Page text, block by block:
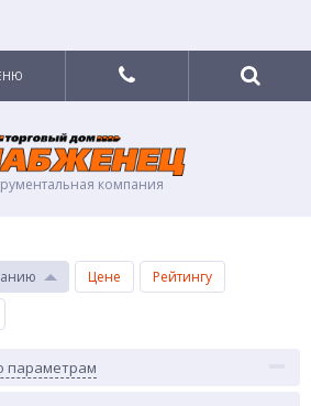
компания
Цене
Рейтингу
параметрам